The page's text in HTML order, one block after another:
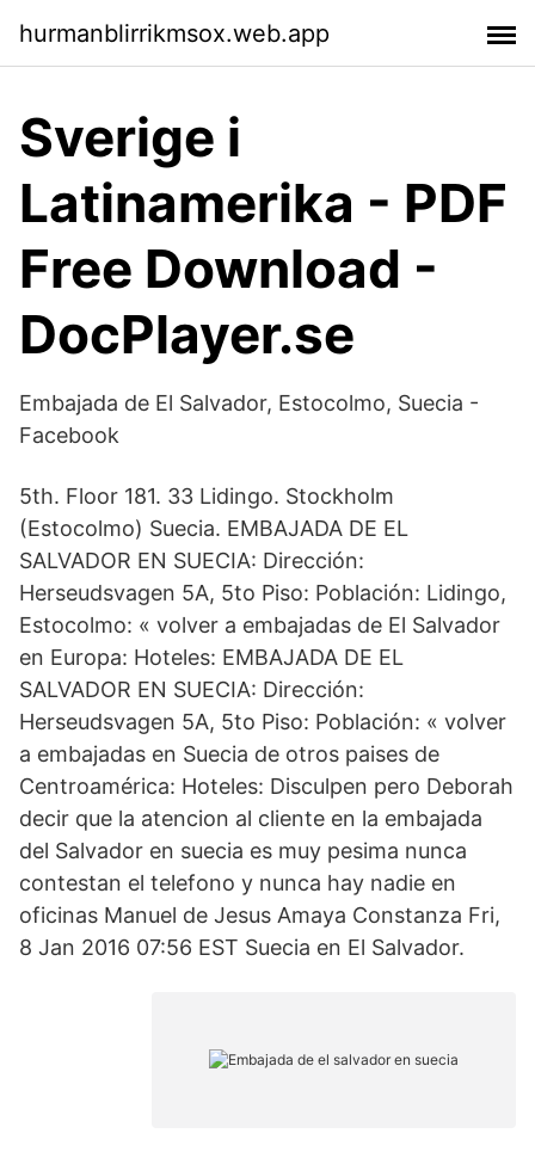
hurmanblirrikmsox.web.app
Sverige i
Latinamerika - PDF
Free Download -
DocPlayer.se
Embajada de El Salvador, Estocolmo, Suecia -
Facebook
5th. Floor 181. 33 Lidingo. Stockholm
(Estocolmo) Suecia. EMBAJADA DE EL
SALVADOR EN SUECIA: Dirección:
Herseudsvagen 5A, 5to Piso: Población: Lidingo,
Estocolmo: « volver a embajadas de El Salvador
en Europa: Hoteles: EMBAJADA DE EL
SALVADOR EN SUECIA: Dirección:
Herseudsvagen 5A, 5to Piso: Población: « volver
a embajadas en Suecia de otros paises de
Centroamérica: Hoteles: Disculpen pero Deborah
decir que la atencion al cliente en la embajada
del Salvador en suecia es muy pesima nunca
contestan el telefono y nunca hay nadie en
oficinas Manuel de Jesus Amaya Constanza Fri,
8 Jan 2016 07:56 EST Suecia en El Salvador.